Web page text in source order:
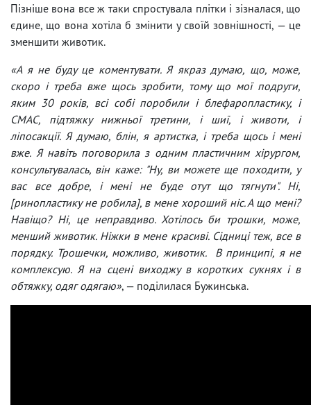
Пізніше вона все ж таки спростувала плітки і зізналася, що
єдине, що вона хотіла б змінити у своїй зовнішності, — це
зменшити животик.
«А я не буду це коментувати. Я якраз думаю, що, може,
скоро і треба вже щось зробити, тому що мої подруги,
яким 30 років, всі собі поробили і блефаропластику, і
СМАС, підтяжку нижньої третини, і шиї, і животи, і
ліпосакції. Я думаю, блін, я артистка, і треба щось і мені
вже. Я навіть поговорила з одним пластичним хірургом,
консультувалась, він каже: "Ну, ви можете ще походити, у
вас все добре, і мені не буде отут що тягнути". Ні,
[ринопластику не робила], в мене хороший ніс. А що мені?
Навіщо? Ні, це неправдиво. Хотілось би трошки, може,
менший животик. Ніжки в мене красиві. Сідниці теж, все в
порядку. Трошечки, можливо, животик. В принципі, я не
комплексую. Я на сцені виходжу в коротких сукнях і в
обтяжку, одяг одягаю», — поділилася Бужинська.